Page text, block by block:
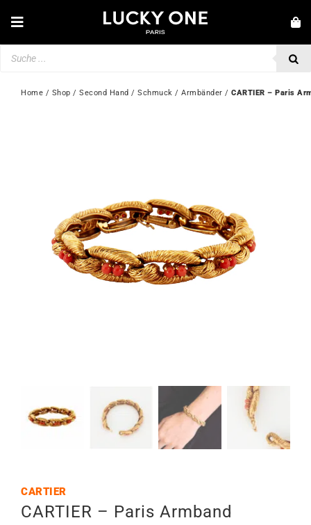
InhaltToggle
Navigation
Mein Konto
🇩🇪 | €
Home / Shop / Second Hand / Schmuck / Armbänder / CARTIER – Paris
CARTIER
CARTIER – Paris Armband